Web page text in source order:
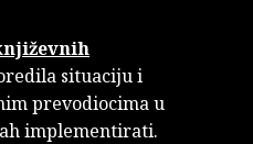
situaciju i
prevodiocima u
implementirati.